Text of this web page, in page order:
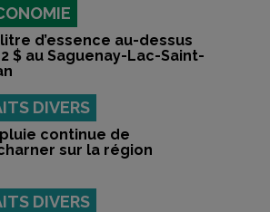
d’essence au-dessus
$ au Saguenay-Lac-Saint-
DIVERS
continue de
sur la région
DIVERS